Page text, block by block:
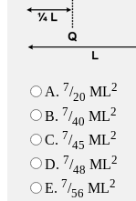
A. 7/20 ML2
B. 7/40 ML2
C. 7/45 ML2
D. 7/48 ML2
E. 7/56 ML2